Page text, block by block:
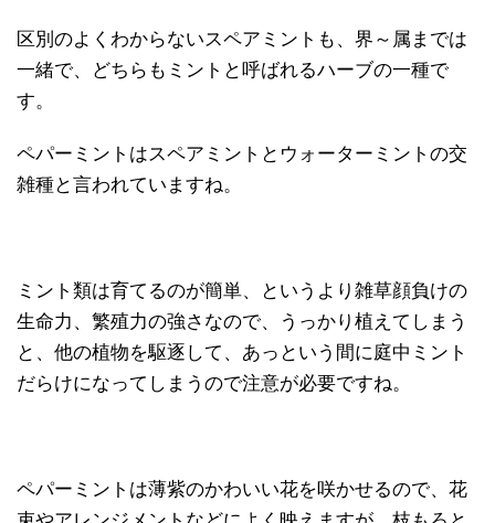
区別のよくわからないスペアミントも、界～属までは
一緒で、どちらもミントと呼ばれるハーブの一種で
す。
ペパーミントはスペアミントとウォーターミントの交
雑種と言われていますね。
ミント類は育てるのが簡単、というより雑草顔負けの
生命力、繁殖力の強さなので、うっかり植えてしまう
と、他の植物を駆逐して、あっという間に庭中ミント
だらけになってしまうので注意が必要ですね。
ペパーミントは薄紫のかわいい花を咲かせるので、花